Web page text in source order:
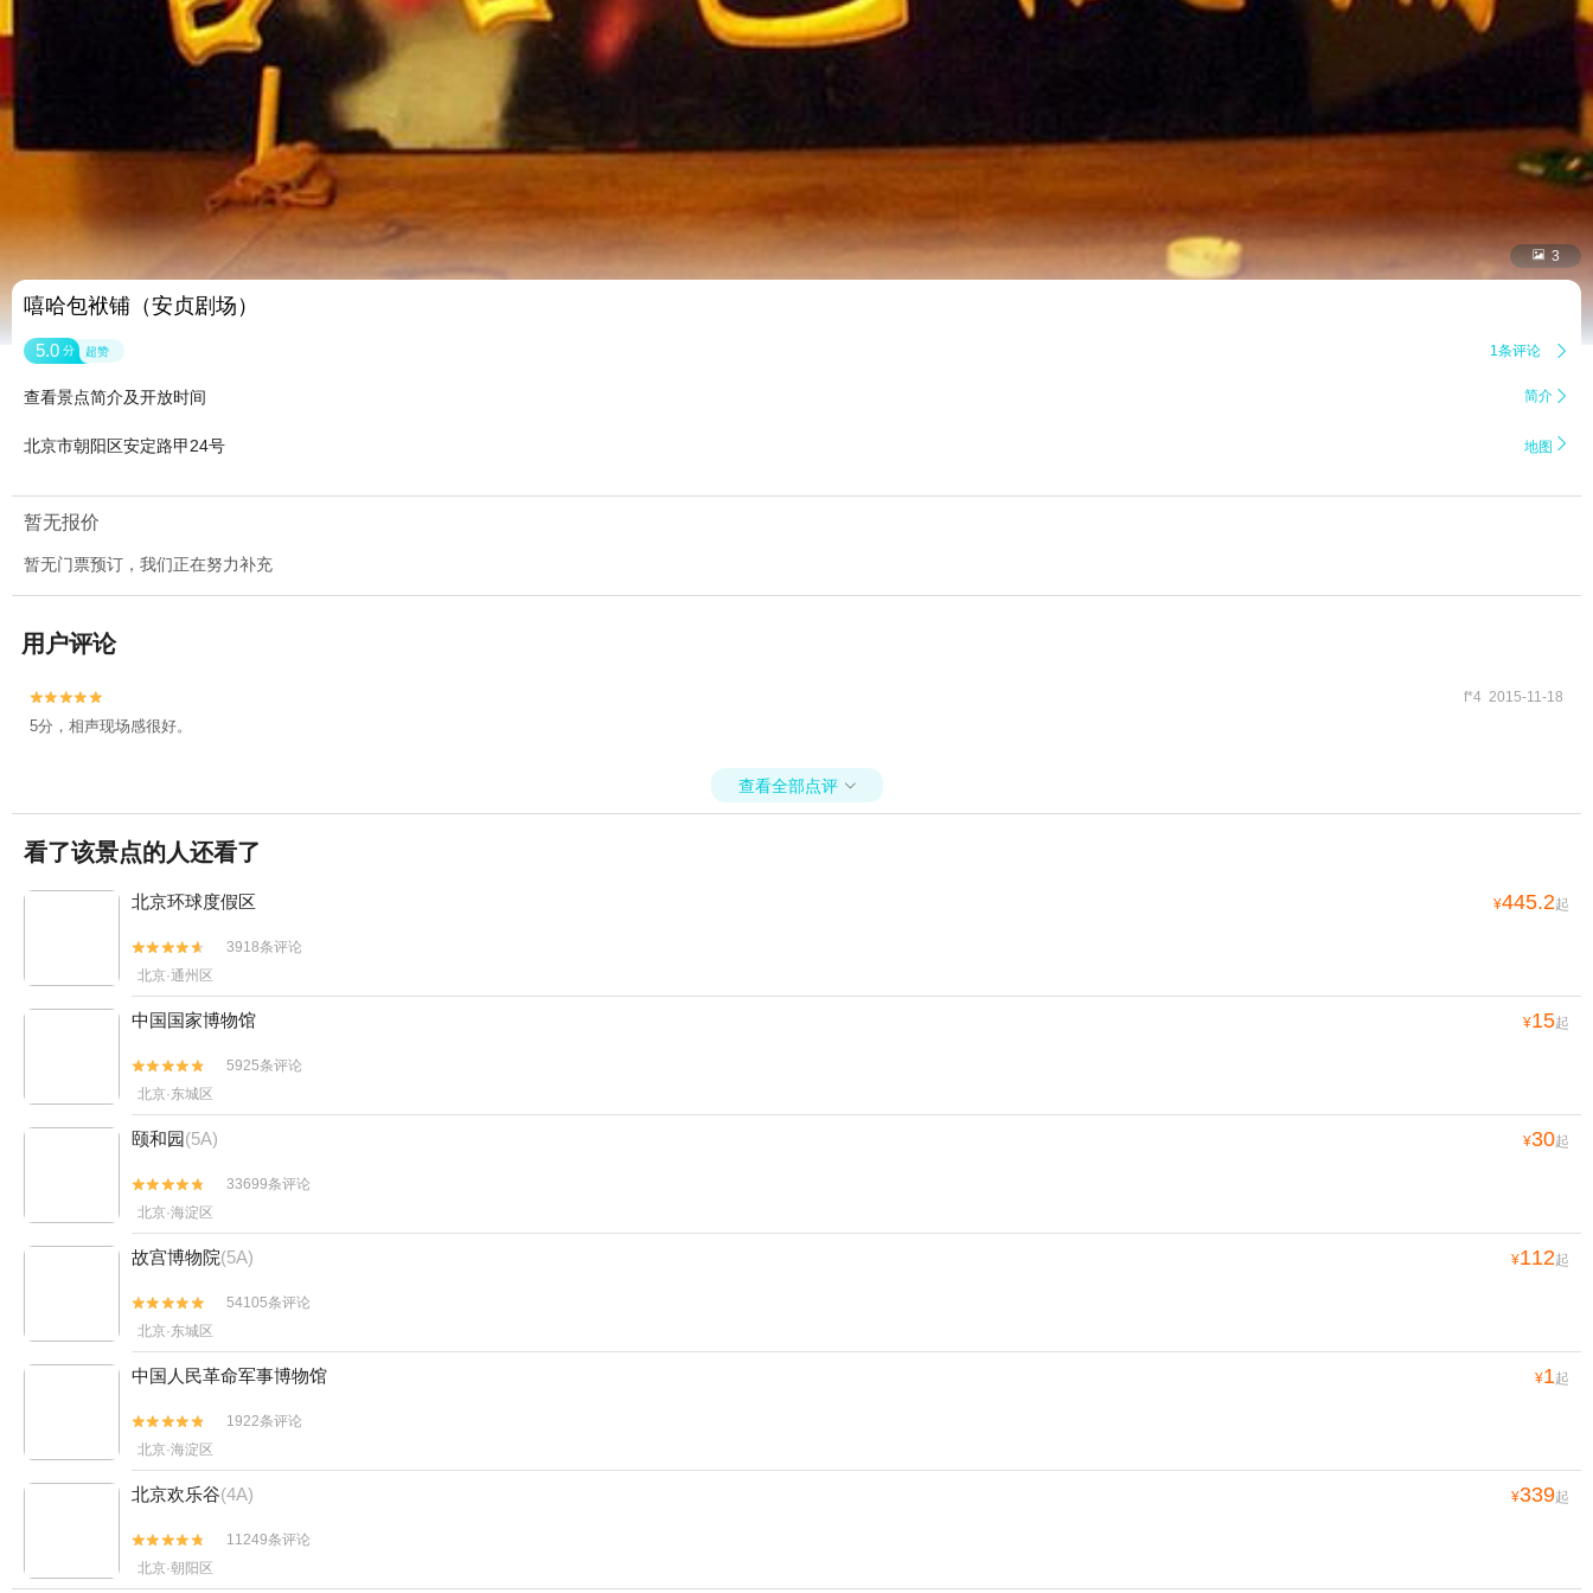
 3
嘻哈包袱铺（安贞剧场）
5.0 分 超赞 1条评论 
查看景点简介及开放时间 简介 
北京市朝阳区安定路甲24号 地图 
暂无报价
暂无门票预订，我们正在努力补充
用户评论

 f*4 2015-11-18
5分，相声现场感很好。
查看全部点评 
看了该景点的人还看了
北京环球度假区 ¥445.2起


3918条评论
北京·通州区
中国国家博物馆 ¥15起


5925条评论
北京·东城区
颐和园(5A) ¥30起


33699条评论
北京·海淀区
故宫博物院(5A) ¥112起


54105条评论
北京·东城区
中国人民革命军事博物馆 ¥1起


1922条评论
北京·海淀区
北京欢乐谷(4A) ¥339起


11249条评论
北京·朝阳区